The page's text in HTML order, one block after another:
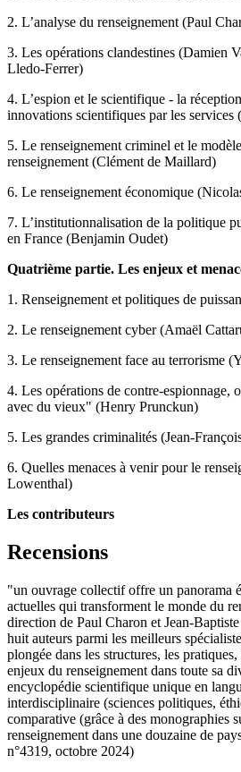
2. L’analyse du renseignement (Paul
3. Les opérations clandestines (Damien
Lledo-Ferrer)
4. L’espion et le scientifique - la
innovations scientifiques par les services
5. Le renseignement criminel et le
renseignement (Clément de Maillard)
6. Le renseignement économique
7. L’institutionnalisation de la politique
en France (Benjamin Oudet)
Quatrième partie. Les enjeux et
1. Renseignement et politiques de
2. Le renseignement cyber (Amaël
3. Le renseignement face au terrorisme
4. Les opérations de contre-espionnage,
avec du vieux" (Henry Prunckun)
5. Les grandes criminalités (Jean-
6. Quelles menaces à venir pour le
Lowenthal)
Les contributeurs
Recensions
"un ouvrage collectif offre un panorama
actuelles qui transforment le monde du
direction de Paul Charon et Jean-
huit auteurs parmi les meilleurs
plongée dans les structures, les
enjeux du renseignement dans toute sa
encyclopédie scientifique unique en
interdisciplinaire (sciences politiques,
comparative (grâce à des monographies
renseignement dans une douzaine de
n°4319, octobre 2024)